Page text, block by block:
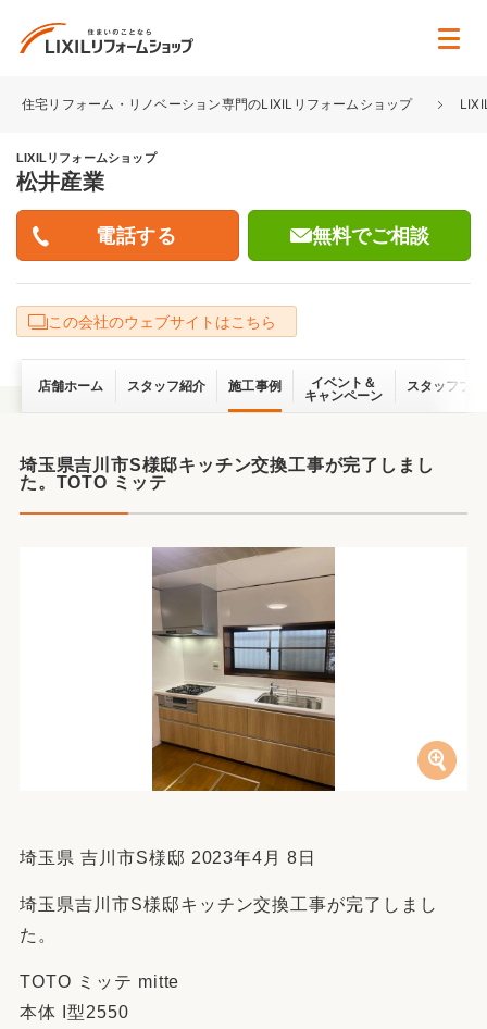
住宅リフォーム・リノベーション専門のLIXILリフォームショップ
LIXILリフォームショップ
松井産業
無料でご相談
この会社のウェブサイトはこちら
店舗ホーム スタッフ紹介 施工事例
イベント＆
キャンペーン
スタッフブ
埼玉県吉川市S様邸キッチン交換工事が完了しまし
た。TOTO ミッテ
埼玉県 吉川市S様邸 2023年4月 8日
埼玉県吉川市S様邸キッチン交換工事が完了しまし
た。
TOTO ミッテ mitte
本体 I型2550